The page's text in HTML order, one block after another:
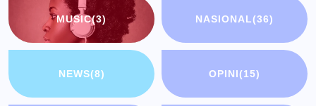
MUSIC(3) NASIONAL(36)
NEWS(8) OPINI(15)